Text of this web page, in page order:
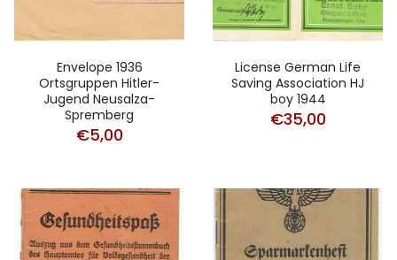
Envelope 1936
Ortsgruppen Hitler-
Jugend Neusalza-
Spremberg
€5,00
License German Life
Saving Association HJ
boy 1944
€35,00